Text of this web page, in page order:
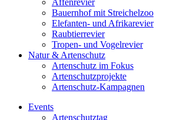
Affenrevier
Bauernhof mit Streichelzoo
Elefanten- und Afrikarevier
Raubtierrevier
Tropen- und Vogelrevier
Natur & Artenschutz
Artenschutz im Fokus
Artenschutzprojekte
Artenschutz-Kampagnen
Events
Artenschutztag